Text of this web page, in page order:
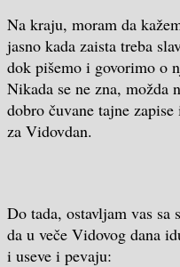
Na kraju, moram da
jasno kada zaista treba
dok pišemo i govorimo o
Nikada se ne zna, možda
dobro čuvane tajne
za Vidovdan.
Do tada, ostavljam vas sa
da u veče Vidovog dana
i useve i pevaju: